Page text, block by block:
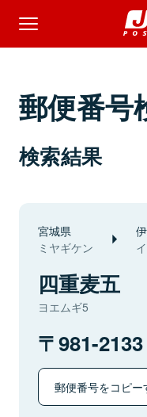
郵便番号
検索結果
宮城県
ミヤギケン
四重麦五
ヨエムギ5
981-2133
郵便番号をコピー